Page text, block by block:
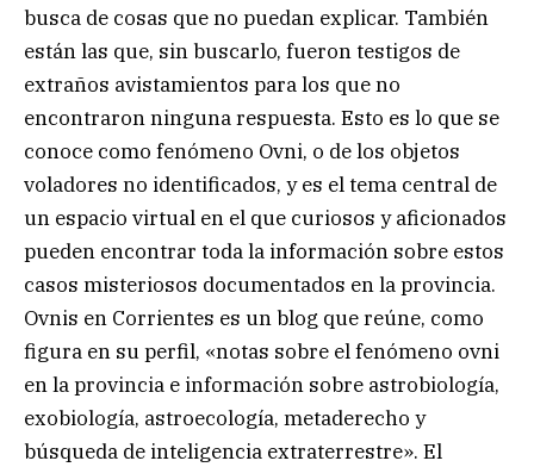
busca de cosas que no puedan explicar. También
están las que, sin buscarlo, fueron testigos de
extraños avistamientos para los que no
encontraron ninguna respuesta. Esto es lo que se
conoce como fenómeno Ovni, o de los objetos
voladores no identificados, y es el tema central de
un espacio virtual en el que curiosos y aficionados
pueden encontrar toda la información sobre estos
casos misteriosos documentados en la provincia.
Ovnis en Corrientes es un blog que reúne, como
figura en su perfil, «notas sobre el fenómeno ovni
en la provincia e información sobre astrobiología,
exobiología, astroecología, metaderecho y
búsqueda de inteligencia extraterrestre». El